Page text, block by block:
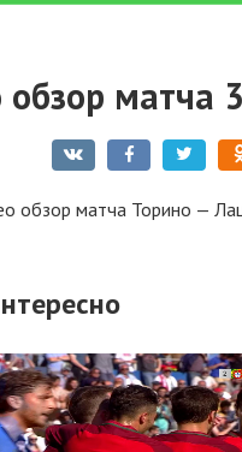
матча
обзор матча Торино —